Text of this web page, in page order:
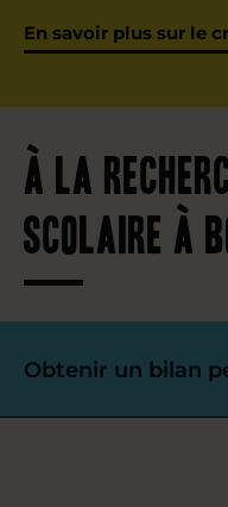
En savoir plus sur le
À la
scolaire à
Obtenir un bilan